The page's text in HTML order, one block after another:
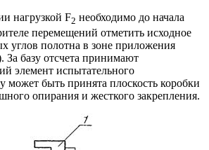
нагрузкой F2 необходимо до начала
перемещений отметить исходное
углов полотна в зоне приложения
За базу отсчета принимают
элемент испытательного
может быть принята плоскость коробки
опирания и жесткого закрепления.